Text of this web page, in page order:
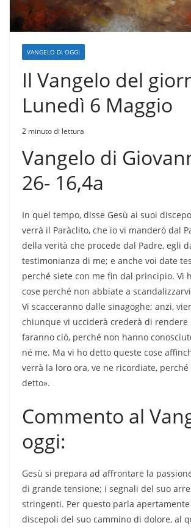
VANGELO DI OGGI
Il Vangelo del
Lunedì 6 Maggio
2 minuto di lettura
Vangelo di
26- 16,4a
In quel tempo, disse Gesù ai suoi
verrà il Paràclito, che io vi manderò dal
della verità che procede dal Padre, egli
testimonianza di me; e anche voi date
perché siete con me fin dal principio. Vi
cose perché non abbiate a
Vi scacceranno dalle sinagoghe; anzi,
chiunque vi ucciderà crederà di rendere
faranno ciò, perché non hanno
né me. Ma vi ho detto queste cose
verrà la loro ora, ve ne ricordiate, perché
detto».
Commento al
oggi:
Gesù si prepara ad affrontare la
di grande tensione; i segnali del suo
stringenti. Per questo parla
discepoli del suo cammino di dolore, al